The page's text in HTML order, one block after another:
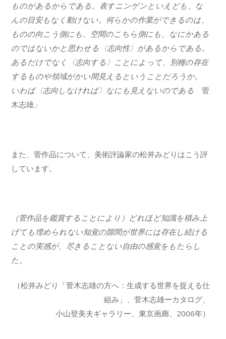
ものがあるからである。表すニンゲンといえども、な
んの目安もなく動けない。何らかの作業ができるのは、
ものの向こう側にも、空間のこちら側にも、なにかある
のではないかと思わせる〈志向性〉があるからである。
あるだけでなく〈志向する〉ことによって、別種の存在
するものや領域がかい間見えるということだろうか。
いわば〈志向しなければ〉なにも見えないのである菅
木志雄 」
また、菅作品について、美術評論家の松井みどりはこう評
しています。
（菅作品を鑑賞することにより）どれほど知識を積み上
げても埋められない知覚の隙間が世界には存在し続ける
ことの実感が、尽きることない自由の感覚をもたらし
た。
（松井みどり「菅木志雄の方へ：生成する世界を捉える仕
組み」、菅木志雄ーカタログ、
小山登美夫ギャラリー、東京画廊、2006年）